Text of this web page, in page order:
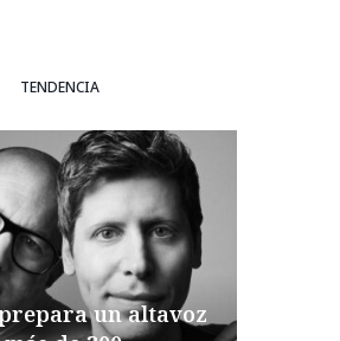
TENDENCIA
un altavoz